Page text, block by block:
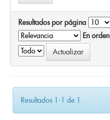
Resultados por página
En orden
Resultados 1-1 de 1.